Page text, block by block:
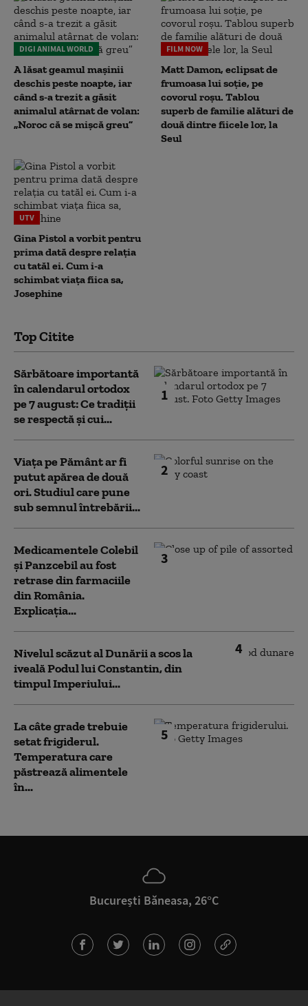
DIGI ANIMAL WORLD
A lăsat geamul mașinii
deschis peste noapte, iar
când s-a trezit a găsit
animalul atârnat de volan:
„Noroc că se mișcă greu”
FILM NOW
Matt Damon, eclipsat de
frumoasa lui soție, pe
covorul roșu. Tablou
superb de familie alături de
două dintre fiicele lor, la
Seul
UTV
Gina Pistol a vorbit pentru
prima dată despre relația
cu tatăl ei. Cum i-a
schimbat viața fiica sa,
Josephine
Top Citite
1
Sărbătoare importantă
în calendarul ortodox
pe 7 august: Ce tradiții
se respectă și cui...
2
Viața pe Pământ ar fi
putut apărea de două
ori. Studiul care pune
sub semnul întrebării...
3
Medicamentele Colebil
și Panzcebil au fost
retrase din farmaciile
din România.
Explicația...
4
Nivelul scăzut al Dunării a scos la
iveală Podul lui Constantin, din
timpul Imperiului...
5
La câte grade trebuie
setat frigiderul.
Temperatura care
păstrează alimentele
în...
București Băneasa, 26°C